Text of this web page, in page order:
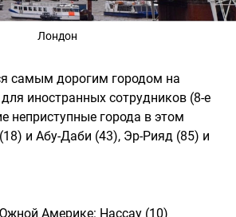
Лондон
самым дорогим городом на
иностранных сотрудников (8-е
неприступные города в этом
и Абу-Даби (43), Эр-Рияд (85) и
Америке: Нассау (10)